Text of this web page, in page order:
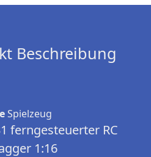
Beschreibung
Spielzeug
ferngesteuerter RC
1:16